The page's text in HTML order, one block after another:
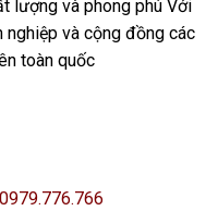
lượng và phong phú Với
nghiệp và cộng đồng các
toàn quốc